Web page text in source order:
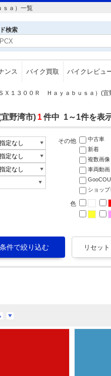
ｓａ）一覧
検索
ンス バイク買取 バイクレビュ
Ｘ１３００Ｒ Ｈａｙａｂｕｓａ）(宜
野湾市) 1件中 1～1件を表
その他 中古車
新着
複数画像
車両動画
ショッ
色